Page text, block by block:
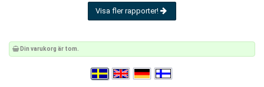
Visa fler rapporter!
Din varukorg är tom.